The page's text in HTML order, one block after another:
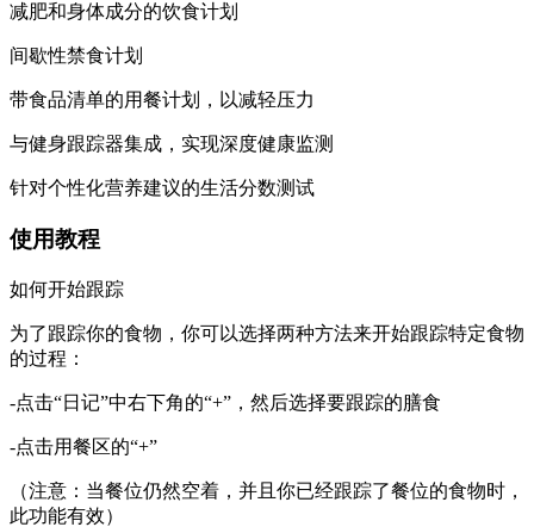
减肥和身体成分的饮食计划
间歇性禁食计划
带食品清单的用餐计划，以减轻压力
与健身跟踪器集成，实现深度健康监测
针对个性化营养建议的生活分数测试
使用教程
如何开始跟踪
为了跟踪你的食物，你可以选择两种方法来开始跟踪特定食物
的过程：
-点击“日记”中右下角的“+”，然后选择要跟踪的膳食
-点击用餐区的“+”
（注意：当餐位仍然空着，并且你已经跟踪了餐位的食物时，
此功能有效）